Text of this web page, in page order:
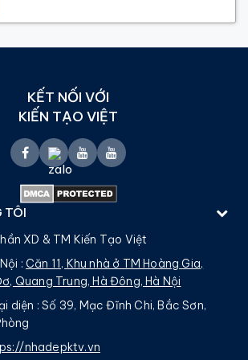
KẾT NỐI VỚI
KIẾN TẠO VIỆT
TÔI
XD & TM Kiến Tạo Việt
: Căn 11, Khu nhà ở TM Hoàng Gia,
Quang Trung, Hà Đông, Hà Nội
diện : Số 39, Mạc Đĩnh Chi, Bắc Sơn,
nhadepktv.vn